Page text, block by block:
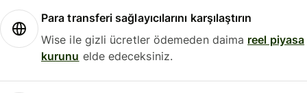
Para transferi sağlayıcılarını karşılaştırın
Wise ile gizli ücretler ödemeden daima reel piyasa
kurunu elde edeceksiniz.